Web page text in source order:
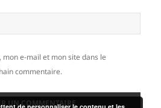
e-mail et mon site dans le
commentaire.